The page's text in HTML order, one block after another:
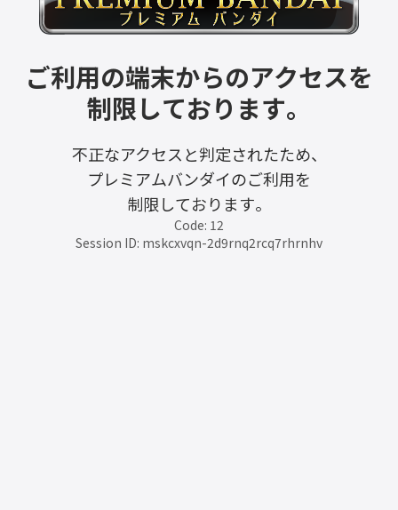
ご利用の端末からのアクセスを
制限しております。
不正なアクセスと判定されたため、
プレミアムバンダイのご利用を
制限しております。
Code: 12
Session ID: mskcxvqn-2d9rnq2rcq7rhrnhv